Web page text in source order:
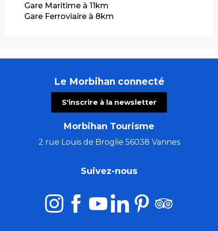
Gare Maritime à 11km
Gare Ferroviaire à 8km
Le Morbihan connecté
S'inscrire à la newsletter
Morbihan Tourisme
2 rue Louis de Broglie 56038 Vannes
Suivez-nous